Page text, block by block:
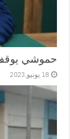
حموشي يوقف
18 يونيو,2023